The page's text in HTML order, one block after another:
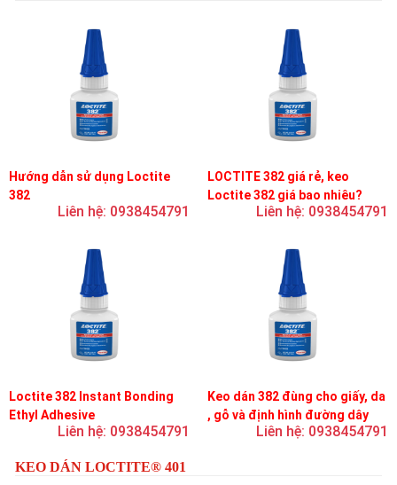
Hướng dẫn sử dụng Loctite
382
Liên hệ: 0938454791
LOCTITE 382 giá rẻ, keo
Loctite 382 giá bao nhiêu?
Liên hệ: 0938454791
Loctite 382 Instant Bonding
Ethyl Adhesive
Liên hệ: 0938454791
Keo dán 382 đùng cho giấy, da
, gỗ và định hình đường dây
trên bản mạchLiên hệ: 0938454791
KEO DÁN LOCTITE® 401